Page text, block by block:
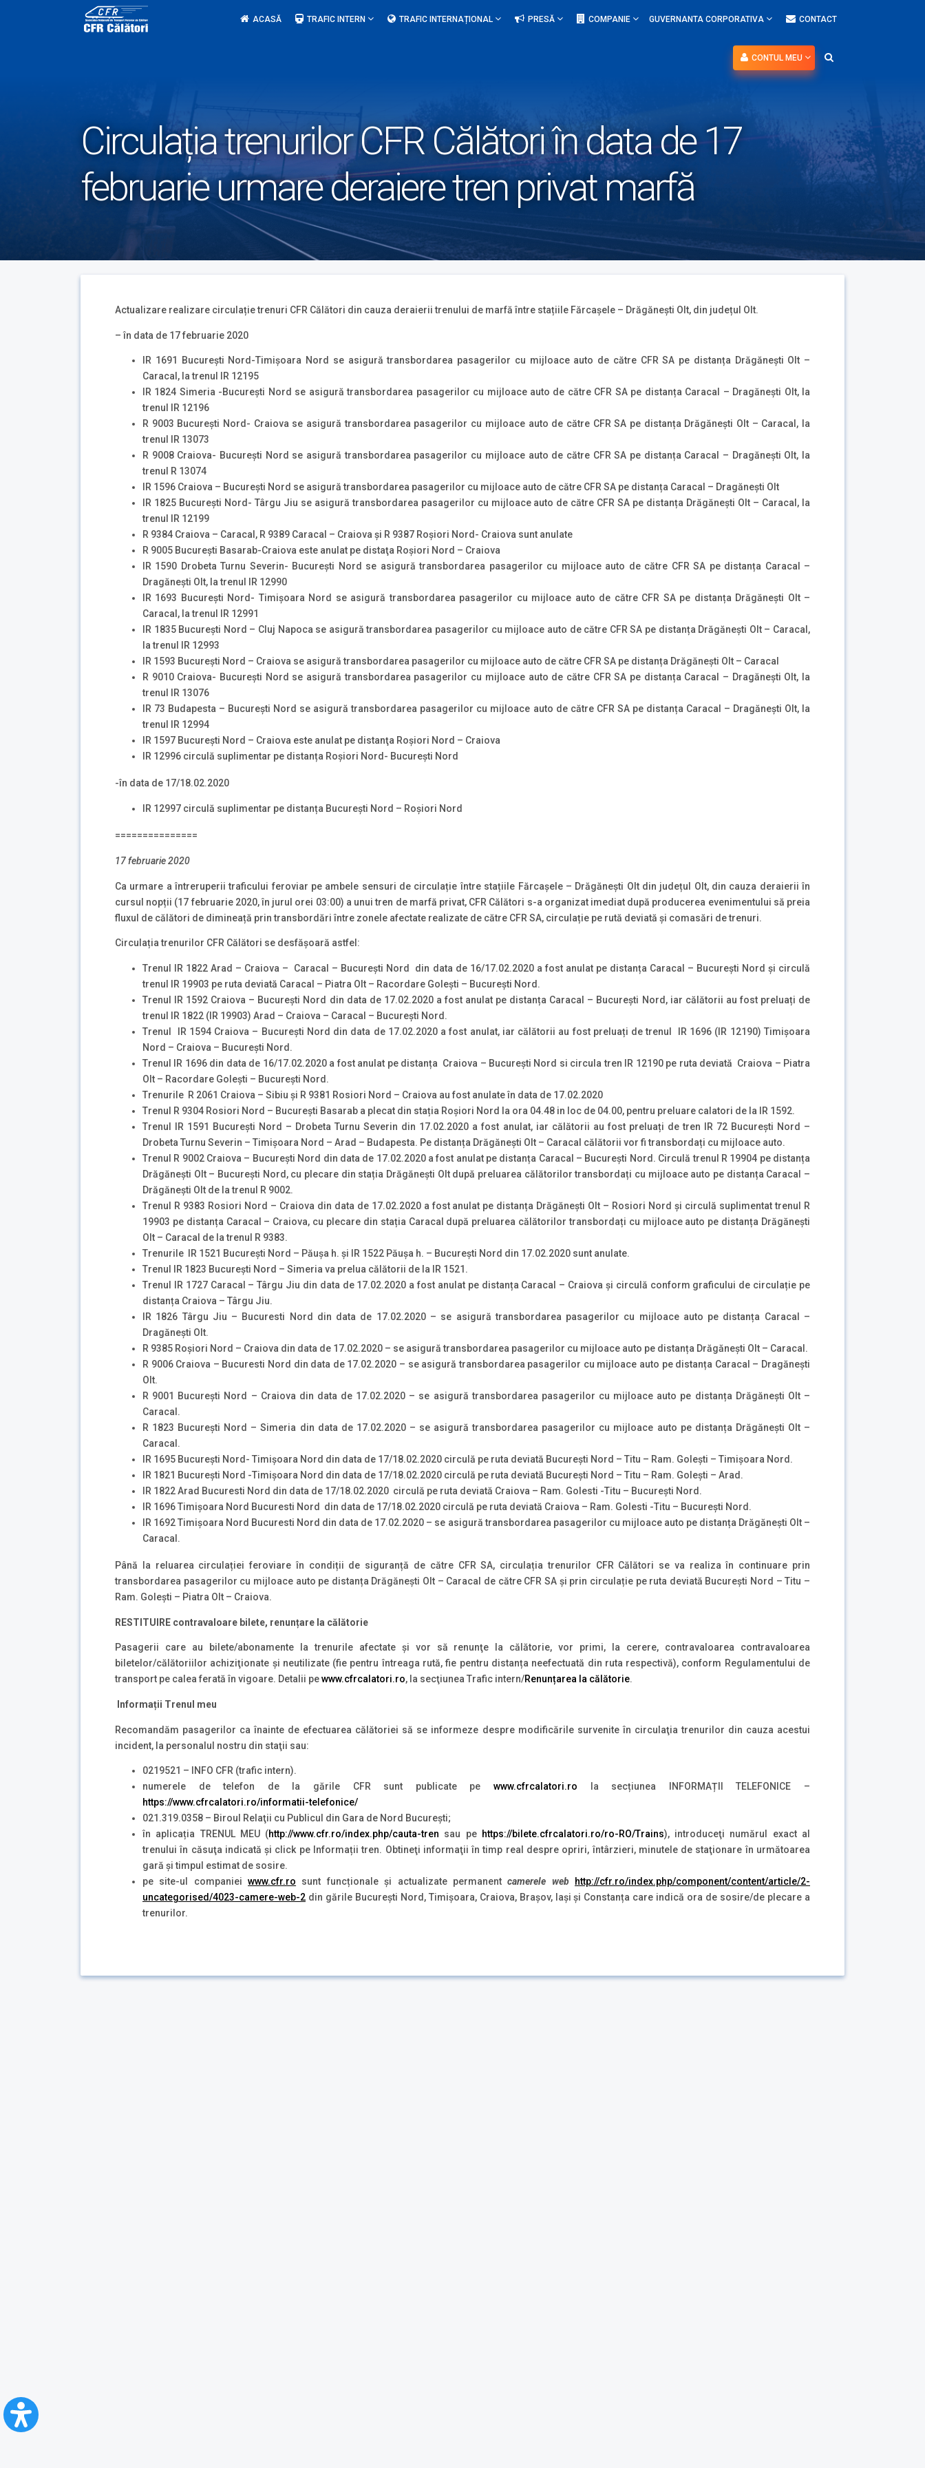
ACASĂ TRAFIC INTERN TRAFIC INTERNAȚIONAL PRESĂ COMPANIE GUVERNANTA CORPORATIVA CONTACT
CONTUL MEU
Circulația trenurilor CFR Călători în data de 17
februarie urmare deraiere tren privat marfă
Actualizare realizare circulație trenuri CFR Călători din cauza deraierii trenului de marfă între stațiile Fărcașele – Drăgănești Olt, din județul Olt.
– în data de 17 februarie 2020
IR 1691 București Nord-Timişoara Nord se asigură transbordarea pasagerilor cu mijloace auto de către CFR SA pe distanța Drăgăneşti Olt –
Caracal, la trenul IR 12195
IR 1824 Simeria -București Nord se asigură transbordarea pasagerilor cu mijloace auto de către CFR SA pe distanța Caracal – Dragăneşti Olt, la
trenul IR 12196
R 9003 București Nord- Craiova se asigură transbordarea pasagerilor cu mijloace auto de către CFR SA pe distanța Drăgăneşti Olt – Caracal, la
trenul lR 13073
R 9008 Craiova- București Nord se asigură transbordarea pasagerilor cu mijloace auto de către CFR SA pe distanța Caracal – Dragăneşti Olt, la
trenul R 13074
IR 1596 Craiova – București Nord se asigură transbordarea pasagerilor cu mijloace auto de către CFR SA pe distanța Caracal – Dragăneşti Olt
IR 1825 Bucureşti Nord- Târgu Jiu se asigură transbordarea pasagerilor cu mijloace auto de către CFR SA pe distanța Drăgăneşti Olt – Caracal, la
trenul IR 12199
R 9384 Craiova – Caracal, R 9389 Caracal – Craiova și R 9387 Roșiori Nord- Craiova sunt anulate
R 9005 Bucureşti Basarab-Craiova este anulat pe distaţa Roșiori Nord – Craiova
IR 1590 Drobeta Turnu Severin- București Nord se asigură transbordarea pasagerilor cu mijloace auto de către CFR SA pe distanța Caracal –
Dragăneşti Olt, la trenul IR 12990
IR 1693 București Nord- Timişoara Nord se asigură transbordarea pasagerilor cu mijloace auto de către CFR SA pe distanța Drăgăneşti Olt –
Caracal, la trenul IR 12991
IR 1835 București Nord – Cluj Napoca se asigură transbordarea pasagerilor cu mijloace auto de către CFR SA pe distanța Drăgăneşti Olt – Caracal,
la trenul IR 12993
IR 1593 Bucureşti Nord – Craiova se asigură transbordarea pasagerilor cu mijloace auto de către CFR SA pe distanța Drăgăneşti Olt – Caracal
R 9010 Craiova- București Nord se asigură transbordarea pasagerilor cu mijloace auto de către CFR SA pe distanța Caracal – Dragăneşti Olt, la
trenul IR 13076
IR 73 Budapesta – București Nord se asigură transbordarea pasagerilor cu mijloace auto de către CFR SA pe distanța Caracal – Dragăneşti Olt, la
trenul IR 12994
IR 1597 București Nord – Craiova este anulat pe distanţa Roșiori Nord – Craiova
IR 12996 circulă suplimentar pe distanța Roșiori Nord- București Nord
-în data de 17/18.02.2020
IR 12997 circulă suplimentar pe distanța București Nord – Roșiori Nord
===============
17 februarie 2020
Ca urmare a întreruperii traficului feroviar pe ambele sensuri de circulație între stațiile Fărcașele – Drăgănești Olt din județul Olt, din cauza deraierii în
cursul nopții (17 februarie 2020, în jurul orei 03:00) a unui tren de marfă privat, CFR Călători s-a organizat imediat după producerea evenimentului să preia
fluxul de călători de dimineață prin transbordări între zonele afectate realizate de către CFR SA, circulație pe rută deviată și comasări de trenuri.
Circulația trenurilor CFR Călători se desfășoară astfel:
Trenul IR 1822 Arad – Craiova – Caracal – București Nord din data de 16/17.02.2020 a fost anulat pe distanța Caracal – București Nord și circulă
trenul IR 19903 pe ruta deviată Caracal – Piatra Olt – Racordare Golești – București Nord.
Trenul IR 1592 Craiova – București Nord din data de 17.02.2020 a fost anulat pe distanța Caracal – București Nord, iar călătorii au fost preluați de
trenul IR 1822 (IR 19903) Arad – Craiova – Caracal – București Nord.
Trenul IR 1594 Craiova – București Nord din data de 17.02.2020 a fost anulat, iar călătorii au fost preluați de trenul IR 1696 (IR 12190) Timișoara
Nord – Craiova – București Nord.
Trenul IR 1696 din data de 16/17.02.2020 a fost anulat pe distanța Craiova – București Nord si circula tren IR 12190 pe ruta deviată Craiova – Piatra
Olt – Racordare Golești – București Nord.
Trenurile R 2061 Craiova – Sibiu și R 9381 Rosiori Nord – Craiova au fost anulate în data de 17.02.2020
Trenul R 9304 Rosiori Nord – București Basarab a plecat din stația Roșiori Nord la ora 04.48 in loc de 04.00, pentru preluare calatori de la IR 1592.
Trenul IR 1591 București Nord – Drobeta Turnu Severin din 17.02.2020 a fost anulat, iar călătorii au fost preluați de tren IR 72 București Nord –
Drobeta Turnu Severin – Timișoara Nord – Arad – Budapesta. Pe distanța Drăgănești Olt – Caracal călătorii vor fi transbordați cu mijloace auto.
Trenul R 9002 Craiova – București Nord din data de 17.02.2020 a fost anulat pe distanța Caracal – București Nord. Circulă trenul R 19904 pe distanța
Drăgănești Olt – București Nord, cu plecare din stația Drăgănești Olt după preluarea călătorilor transbordați cu mijloace auto pe distanța Caracal –
Drăgănești Olt de la trenul R 9002.
Trenul R 9383 Rosiori Nord – Craiova din data de 17.02.2020 a fost anulat pe distanța Drăgănești Olt – Rosiori Nord și circulă suplimentat trenul R
19903 pe distanța Caracal – Craiova, cu plecare din stația Caracal după preluarea călătorilor transbordați cu mijloace auto pe distanța Drăgănești
Olt – Caracal de la trenul R 9383.
Trenurile IR 1521 București Nord – Păușa h. și IR 1522 Păușa h. – București Nord din 17.02.2020 sunt anulate.
Trenul IR 1823 București Nord – Simeria va prelua călătorii de la IR 1521.
Trenul IR 1727 Caracal – Târgu Jiu din data de 17.02.2020 a fost anulat pe distanța Caracal – Craiova și circulă conform graficului de circulație pe
distanța Craiova – Târgu Jiu.
IR 1826 Târgu Jiu – Bucuresti Nord din data de 17.02.2020 – se asigură transbordarea pasagerilor cu mijloace auto pe distanța Caracal –
Dragăneşti Olt.
R 9385 Roşiori Nord – Craiova din data de 17.02.2020 – se asigură transbordarea pasagerilor cu mijloace auto pe distanța Drăgăneşti Olt – Caracal.
R 9006 Craiova – Bucuresti Nord din data de 17.02.2020 – se asigură transbordarea pasagerilor cu mijloace auto pe distanța Caracal – Dragăneşti
Olt.
R 9001 Bucureşti Nord – Craiova din data de 17.02.2020 – se asigură transbordarea pasagerilor cu mijloace auto pe distanța Drăgăneşti Olt –
Caracal.
R 1823 Bucureşti Nord – Simeria din data de 17.02.2020 – se asigură transbordarea pasagerilor cu mijloace auto pe distanța Drăgăneşti Olt –
Caracal.
IR 1695 Bucureşti Nord- Timişoara Nord din data de 17/18.02.2020 circulă pe ruta deviată Bucureşti Nord – Titu – Ram. Golești – Timişoara Nord.
IR 1821 Bucureşti Nord -Timişoara Nord din data de 17/18.02.2020 circulă pe ruta deviată Bucureşti Nord – Titu – Ram. Golești – Arad.
IR 1822 Arad Bucuresti Nord din data de 17/18.02.2020 circulă pe ruta deviată Craiova – Ram. Golesti -Titu – Bucureşti Nord.
IR 1696 Timişoara Nord Bucuresti Nord din data de 17/18.02.2020 circulă pe ruta deviată Craiova – Ram. Golesti -Titu – Bucureşti Nord.
IR 1692 Timişoara Nord Bucuresti Nord din data de 17.02.2020 – se asigură transbordarea pasagerilor cu mijloace auto pe distanța Drăgăneşti Olt –
Caracal.
Până la reluarea circulației feroviare în condiții de siguranță de către CFR SA, circulația trenurilor CFR Călători se va realiza în continuare prin
transbordarea pasagerilor cu mijloace auto pe distanța Drăgănești Olt – Caracal de către CFR SA și prin circulație pe ruta deviată București Nord – Titu –
Ram. Golești – Piatra Olt – Craiova.
RESTITUIRE contravaloare bilete, renunțare la călătorie
Pasagerii care au bilete/abonamente la trenurile afectate şi vor să renunţe la călătorie, vor primi, la cerere, contravaloarea contravaloarea
biletelor/călătoriilor achiziţionate şi neutilizate (fie pentru întreaga rută, fie pentru distanța neefectuată din ruta respectivă), conform Regulamentului de
transport pe calea ferată în vigoare. Detalii pewww.cfrcalatori.ro, la secţiunea Trafic intern/Renunțarea la călătorie.
Informații Trenul meu
Recomandăm pasagerilor ca înainte de efectuarea călătoriei să se informeze despre modificările survenite în circulaţia trenurilor din cauza acestui
incident, la personalul nostru din staţii sau:
0219521 – INFO CFR (trafic intern).
numerele de telefon de la gările CFR sunt publicate pe www.cfrcalatori.ro la secțiunea INFORMAȚII TELEFONICE –
https://www.cfrcalatori.ro/informatii-telefonice/
021.319.0358 – Biroul Relaţii cu Publicul din Gara de Nord București;
în aplicația TRENUL MEU (http://www.cfr.ro/index.php/cauta-tren sau pe https://bilete.cfrcalatori.ro/ro-RO/Trains), introduceţi numărul exact al
trenului în căsuţa indicată şi click pe Informații tren. Obtineţi informaţii în timp real despre opriri, întârzieri, minutele de staţionare în următoarea
gară şi timpul estimat de sosire.
pe site-ul companieiwww.cfr.ro sunt funcționale și actualizate permanentcamerele web
http://cfr.ro/index.php/component/content/article/2-
uncategorised/4023-camere-web-2 din gările București Nord, Timișoara, Craiova, Brașov, Iași și Constanța care indică ora de sosire/de plecare a
trenurilor.